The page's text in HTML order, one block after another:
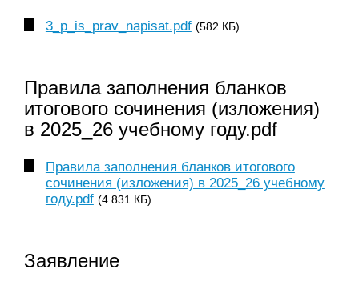
3_p_is_prav_napisat.pdf (582 КБ)
Правила заполнения бланков
итогового сочинения (изложения)
в 2025_26 учебному году.pdf
Правила заполнения бланков итогового
сочинения (изложения) в 2025_26 учебному
году.pdf (4 831 КБ)
Заявление